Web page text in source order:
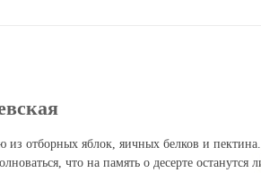
из отборных яблок, яичных белков и
что на память о десерте останутся